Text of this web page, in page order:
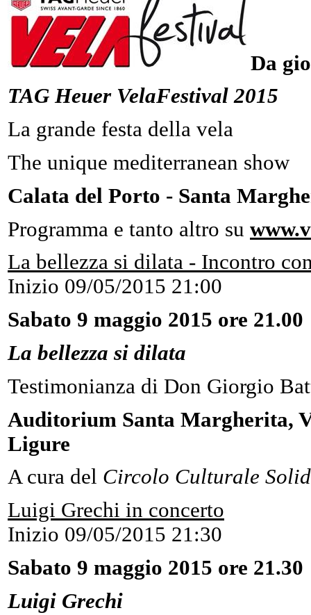
Da
TAG Heuer VelaFestival 2015
La grande festa della vela
The unique mediterranean show
Calata del Porto - Santa
Programma e tanto altro su
La bellezza si dilata - Incontro
Inizio 09/05/2015 21:00
Sabato 9 maggio 2015 ore 21.00
La bellezza si dilata
Testimonianza di Don Giorgio
Auditorium Santa Margherita,
Ligure
A cura del Circolo Culturale
Luigi Grechi in concerto
Inizio 09/05/2015 21:30
Sabato 9 maggio 2015 ore 21.30
Luigi Grechi